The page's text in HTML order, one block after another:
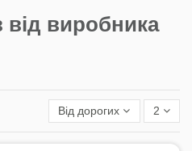
від виробника
Від дорогих 2